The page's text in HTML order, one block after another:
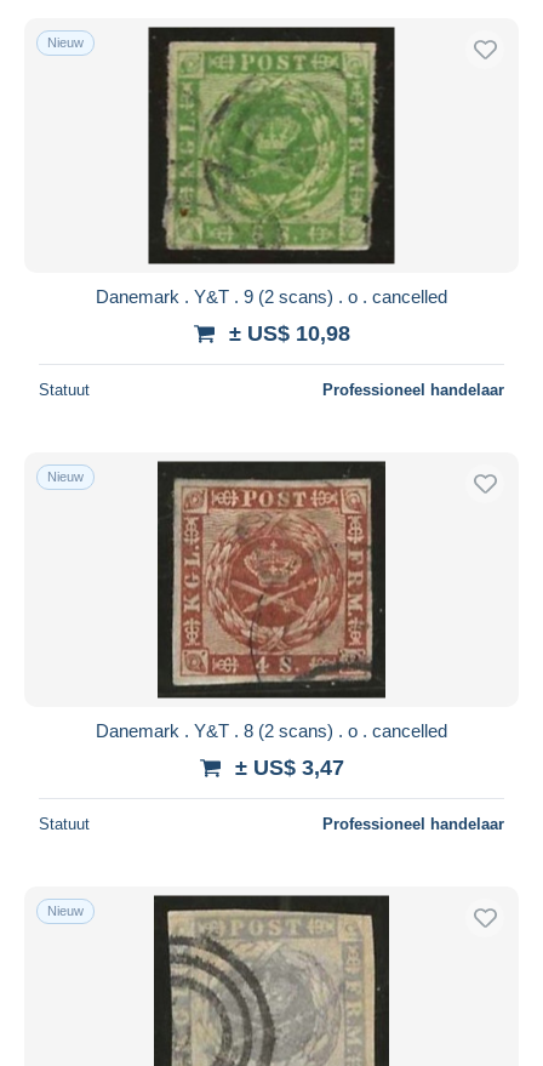
Nieuw
Danemark . Y&T . 9 (2 scans) . o . cancelled
± US$ 10,98
Statuut Professioneel handelaar
Nieuw
Danemark . Y&T . 8 (2 scans) . o . cancelled
± US$ 3,47
Statuut Professioneel handelaar
Nieuw